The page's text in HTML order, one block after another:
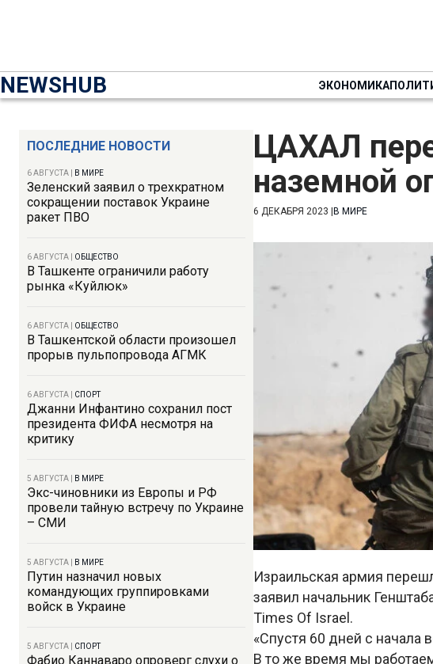
NEWSHUB ЭКОНОМИКА
ПОСЛЕДНИЕ НОВОСТИ
6 АВГУСТА В МИРЕ
Зеленский заявил о трехкратном
сокращении поставок Украине
ракет ПВО
6 АВГУСТА ОБЩЕСТВО
В Ташкенте ограничили работу
рынка «Куйлюк»
6 АВГУСТА ОБЩЕСТВО
В Ташкентской области произошел
прорыв пульпопровода АГМК
6 АВГУСТА СПОРТ
Джанни Инфантино сохранил пост
президента ФИФА несмотря на
критику
5 АВГУСТА В МИРЕ
Экс-чиновники из Европы и РФ
провели тайную встречу по Украине
– СМИ
5 АВГУСТА В МИРЕ
Путин назначил новых
командующих группировками
войск в Украине
5 АВГУСТА СПОРТ
Фабио Каннаваро опроверг слухи о
ЦАХАЛ
наземной
6 ДЕКАБРЯ 2023 В МИРЕ
Израильская армия
заявил начальник
Times Of Israel.
«Спустя 60 дней с
В то же время мы